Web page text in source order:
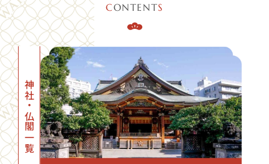
CONTENTS
神社・仏閣一覧